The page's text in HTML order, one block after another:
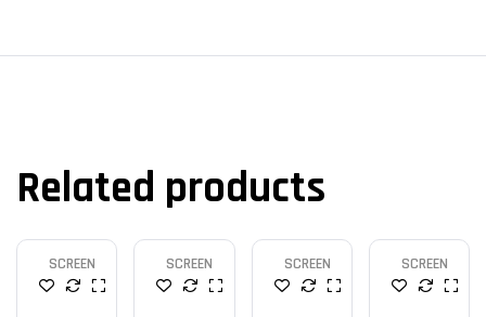
Related products
SCREEN SCREEN SCREEN SCREEN